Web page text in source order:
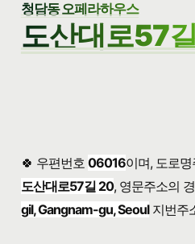
청담동 오페라하우스
도산대로57
🍀 우편번호 06016이며, 도로
도산대로57길 20, 영문주소의
gil, Gangnam-gu, Seoul지번주